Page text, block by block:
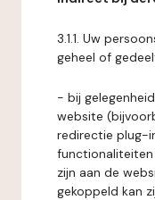
3.1.1. Uw
geheel of
- bij
website
redirectie plug-
zijn aan de
gekoppeld kan